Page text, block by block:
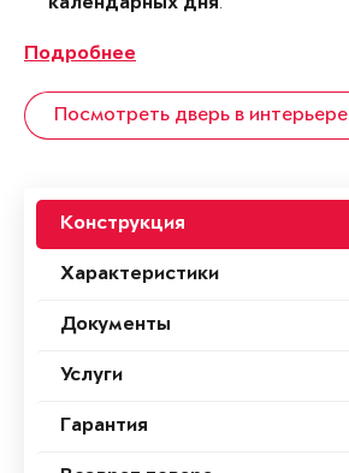
календарных дня
Подробнее
Посмотреть дверь в интерьере
Конструкция
Характеристики
Документы
Услуги
Гарантия